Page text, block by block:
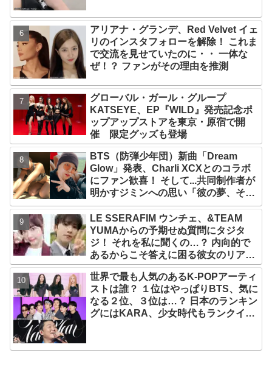
アリアナ・グランデ、Red Velvet イェ
リのインスタフォローを解除！ これま
で交流を見せていたのに・・ 一体な
ぜ！？ ファンがその理由を推測
グローバル・ガール・グループ
KATSEYE、EP『WILD』発売記念ポ
ップアップストアを東京・原宿で開
催 限定グッズも登場
BTS（防弾少年団）新曲「Dream
Glow」発表、Charli XCXとのコラボ
にファン歓喜！ そして...共同制作者が
明かすジミンへの思い「彼の夢、そし
て彼の絶望から生まれた歌」
LE SSERAFIM ウンチェ、&TEAM
YUMAからの予期せぬ質問にタジタ
ジ！ それを私に聞くの…？ 内向的で
あるからこそ答えに困る彼女のリアク
ションがかわいすぎる
世界で最も人気のあるK-POPアーティ
ストは誰？ １位はやっぱりBTS、気に
なる２位、３位は…？ 日本のランキン
グにはKARA、少女時代もランクイ